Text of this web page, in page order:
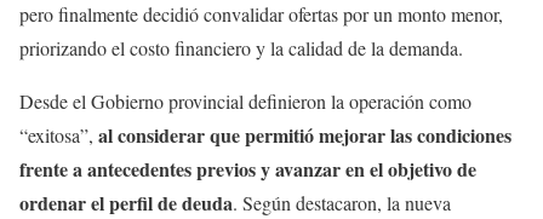
pero finalmente decidió convalidar ofertas por un monto menor,
priorizando el costo financiero y la calidad de la demanda.
Desde el Gobierno provincial definieron la operación como
“exitosa”, al considerar que permitió mejorar las condiciones
frente a antecedentes previos y avanzar en el objetivo de
ordenar el perfil de deuda. Según destacaron, la nueva